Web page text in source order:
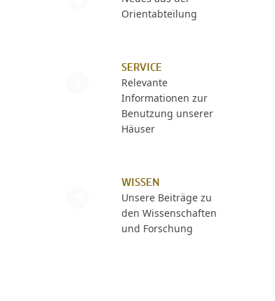
Orientabteilung
SERVICE
Relevante
Informationen zur
Benutzung unserer
Häuser
WISSEN
Unsere Beiträge zu
den Wissenschaften
und Forschung